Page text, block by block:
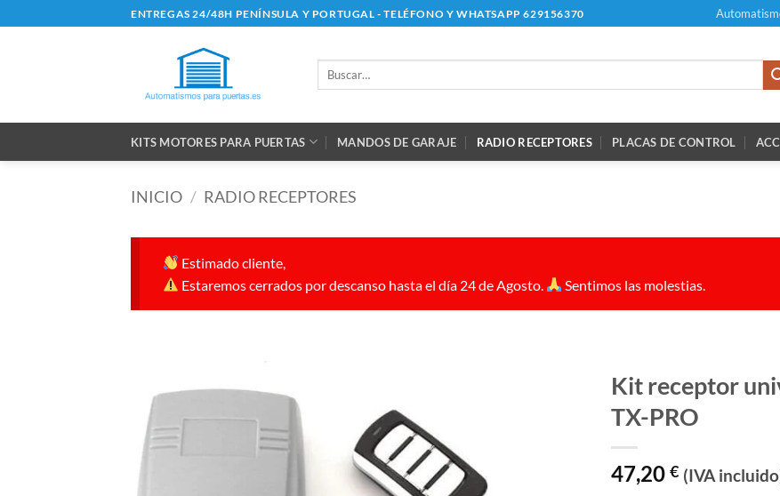
al
ENTREGAS 24/48H PENÍNSULA Y PORTUGAL - TELÉFONO Y WHATSAPP 629156370
Buscar
KITS MOTORES PARA PUERTAS MANDOS DE GARAJE RADIO RECEPTORES PLACAS DE CONTROL
INICIO / RADIO RECEPTORES
Estimado cliente,
Estaremos cerrados por descanso hasta el día 24 de Agosto.
Sentimos las molestias.
Kit receptor
TX-PRO
47,20 € (IVA